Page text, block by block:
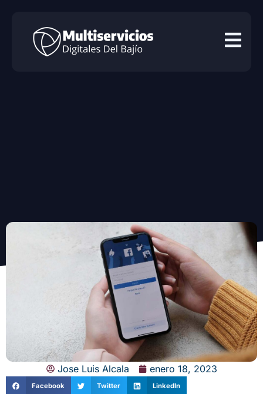
Cómo utilizar el tono de
Jose Luis Alcala enero 18, 2023
Facebook Twitter LinkedIn